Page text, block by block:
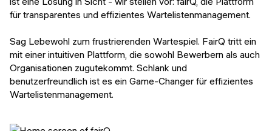
für transparentes und effizientes Wartelistenmanagement.
Sag Lebewohl zum frustrierenden Wartespiel. FairQ tritt ein
mit einer intuitiven Plattform, die sowohl Bewerbern als auch
Organisationen zugutekommt. Schlank und
benutzerfreundlich ist es ein Game-Changer für effizientes
Wartelistenmanagement.